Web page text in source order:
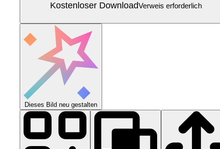
Kostenloser DownloadVerweis erforderlich
Dieses Bild neu gestalten